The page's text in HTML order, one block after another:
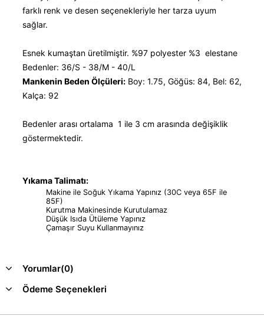
farklı renk ve desen seçenekleriyle her tarza uyum
sağlar.
Esnek kumaştan üretilmiştir. %97 polyester %3 elestane
Bedenler: 36/S - 38/M - 40/L
Mankenin Beden Ölçüleri: Boy: 1.75, Göğüs: 84, Bel: 62,
Kalça: 92
Bedenler arası ortalama 1 ile 3 cm arasında değişiklik
göstermektedir.
Yıkama Talimatı:
Makine ile Soğuk Yıkama Yapınız (30C veya 65F ile
85F)
Kurutma Makinesinde Kurutulamaz
Düşük Isıda Ütüleme Yapınız
Çamaşır Suyu Kullanmayınız
Yorumlar(0)
Ödeme Seçenekleri